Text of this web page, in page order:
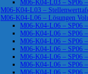
M06-K04-L03 – SP06
M06-K04-L03 –
M06-K04-L06 – Lösungen
M06-K04-L06 – SP06
M06-K04-L06 – SP06
M06-K04-L06 – SP06
M06-K04-L06 – SP06
M06-K04-L06 – SP06
M06-K04-L06 – SP06
M06-K04-L06 – SP06